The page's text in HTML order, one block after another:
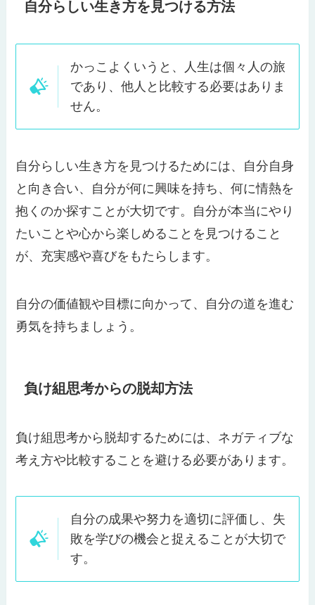
自分らしい生き方を見つける方法
かっこよくいうと、人生は個々人の旅
であり、他人と比較する必要はありま
せん。
自分らしい生き方を見つけるためには、自分自身
と向き合い、自分が何に興味を持ち、何に情熱を
抱くのか探すことが大切です。自分が本当にやり
たいことや心から楽しめることを見つけること
が、充実感や喜びをもたらします。
自分の価値観や目標に向かって、自分の道を進む
勇気を持ちましょう。
負け組思考からの脱却方法
負け組思考から脱却するためには、ネガティブな
考え方や比較することを避ける必要があります。
自分の成果や努力を適切に評価し、失
敗を学びの機会と捉えることが大切で
す。